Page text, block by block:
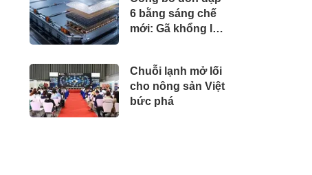
Việt Nam
6 bằng sáng chế
mới: Gã khổng lồ
pin cho phép sạc
1 lần đi từ Hà Nội
đến TP.HCM
Chuỗi lạnh mở lối
cho nông sản Việt
bức phá